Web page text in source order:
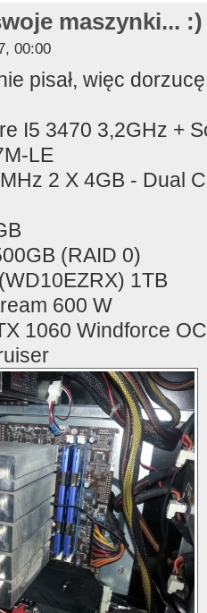
maszynki... :)
00:00
pisał, więc
I5 3470 3,2GHz +
LE
2 X 4GB - Dual
(RAID 0)
1TB
600 W
1060 Windforce